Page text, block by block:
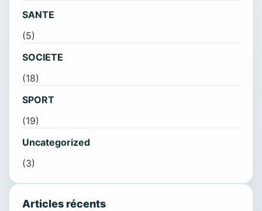
SANTE
(5)
SOCIETE
(18)
SPORT
(19)
Uncategorized
(3)
Articles récents